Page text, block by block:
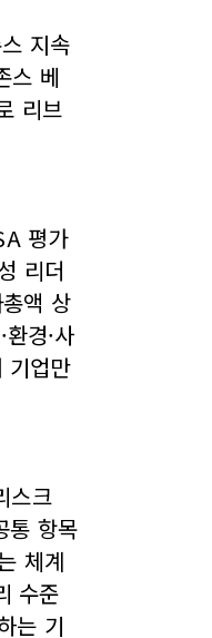
지속
스 베
리브
평가
리더
액 상
경·사
기업만
스크
통 항목
체계
수준
는 기